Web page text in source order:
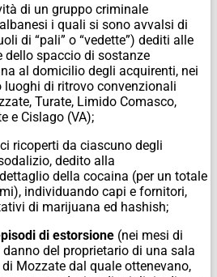
di un gruppo criminale
i quali si sono avvalsi di
di “pali” o “vedette”) dediti alle
dello spaccio di sostanze
al domicilio degli acquirenti, nei
di ritrovo convenzionali
Turate, Limido Comasco,
e Cislago (VA);
ricoperti da ciascuno degli
dedito alla
della cocaina (per un totale
individuando capi e fornitori,
di marijuana ed hashish;
di estorsione (nei mesi di
del proprietario di una sala
Mozzate dal quale ottenevano,